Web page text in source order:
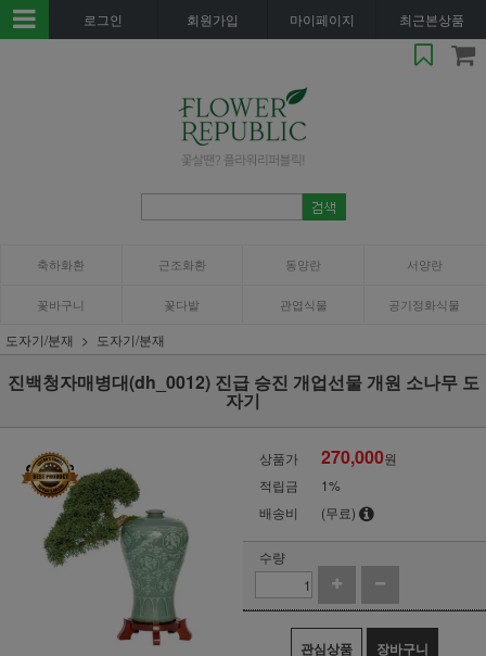
로그인 회원가입 마이페이지 최근본상품
축하화환 근조화환 동양란 서양란
꽃바구니 꽃다발 관엽식물 공기정화식물
도자기/분재 도자기/분재
진백청자매병대(dh_0012) 진급 승진 개업선물 개원 소나무 도
자기
상품가 270,000원
적립금
1%
배송비
(무료)
수량
관심상품 장바구니